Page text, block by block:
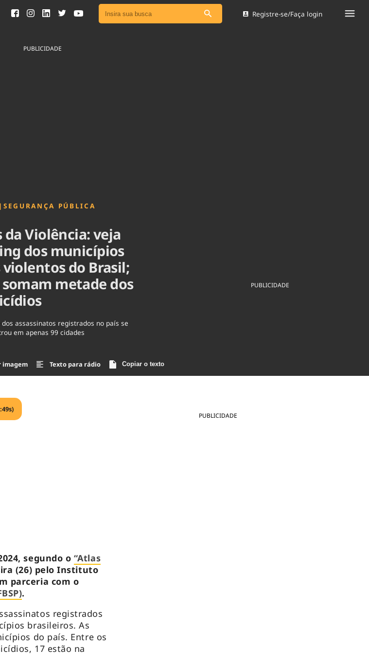
Ver todas as notícias
Brasil
Brasil Mineral
Ciência & Tecnologia
Cinema
Comportamento
Registre-se/Faça login
PUBLICIDADE
|SEGURANÇA PÚBLICA
da Violência: veja
dos municípios
violentos do Brasil;
somam metade dos
dos assassinatos registrados no país se
em apenas 99 cidades
imagem Texto para rádio Copiar o texto
PUBLICIDADE
PUBLICIDADE
segundo o “Atlas
(26) pelo Instituto
parceria com o
.
registrados
brasileiros. As
do país. Entre os
17 estão na